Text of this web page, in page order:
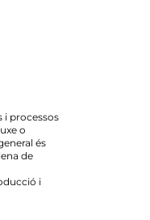
i processos
o
és
de
i